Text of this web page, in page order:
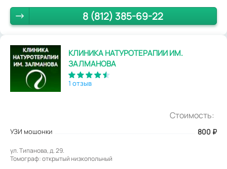
8 (812) 385-69-22
КЛИНИКА НАТУРОТЕРАПИИ ИМ.
ЗАЛМАНОВА
1 отзыв
Стоимость:
УЗИ мошонки 800 ₽
ул. Типанова, д. 29.
Томограф: открытый низкопольный